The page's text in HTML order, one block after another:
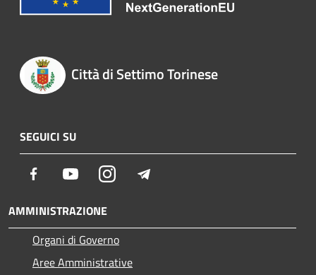
Città di Settimo Torinese
SEGUICI SU
Facebook YoutubeInstagram
AMMINISTRAZIONE
Organi di Governo
Aree Amministrative